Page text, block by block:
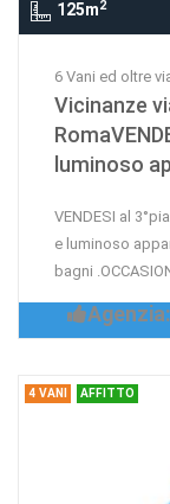
125m2
6 Vani ed oltre
Vicinanze
luminoso
VENDESI al
e luminoso
bagni
4 VANI AFFITTO